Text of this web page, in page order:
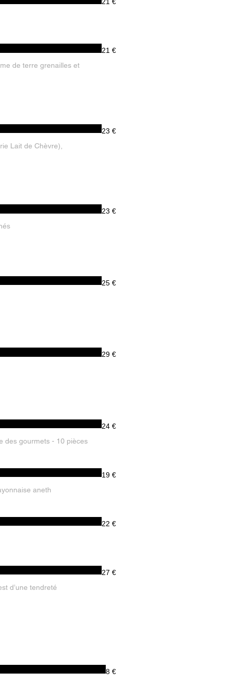
de terre grenailles et
21 €
Lait de Chèvre),
23 €
23 €
25 €
29 €
des gourmets - 10 pièces
24 €
aneth
19 €
22 €
d’une tendreté
27 €
8 €